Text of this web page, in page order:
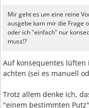
Mir geht es um eine reine
ausgebe kam mir die Frage
oder ich "einfach" nur
muss!?
Auf konsequentes lüften
achten (sei es manuell
Trotz allem denke ich,
"einem bestimmten